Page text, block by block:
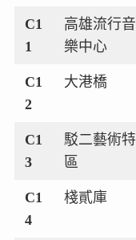
C1
1
高雄流行音
樂中心
C1
2
大港橋
C1
3
駁二藝術特
區
C1
4
棧貳庫